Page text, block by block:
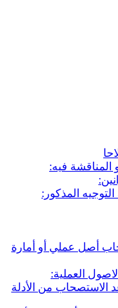
فيه:
المذكور:
أصل عملي أو أمارة
العملية:
الاستصحاب من الأدلة